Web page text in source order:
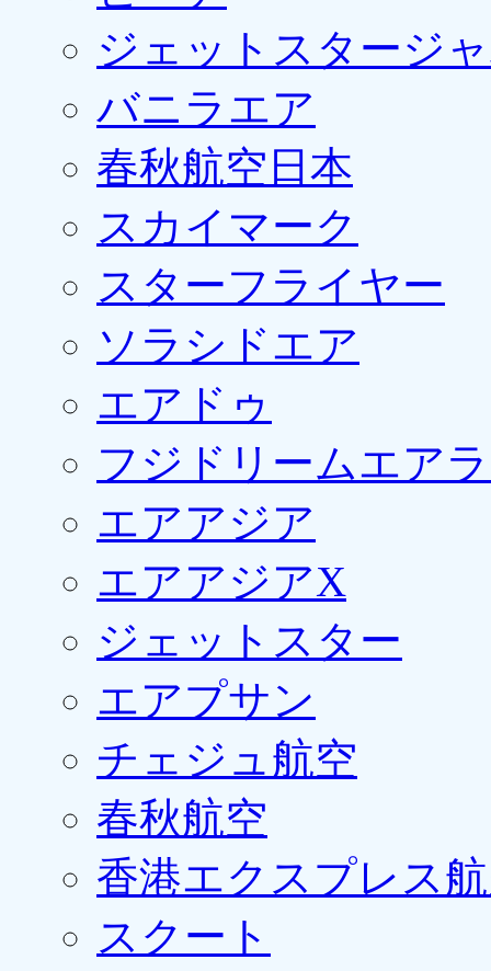
ジェットスタージ
バニラエア
春秋航空日本
スカイマーク
スターフライヤー
ソラシドエア
エアドゥ
フジドリームエア
エアアジア
エアアジアX
ジェットスター
エアプサン
チェジュ航空
春秋航空
香港エクスプレス
スクート